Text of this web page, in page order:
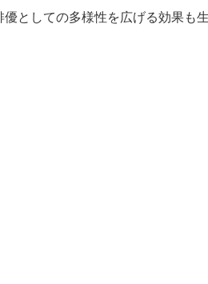
優としての多様性を広げる効果も